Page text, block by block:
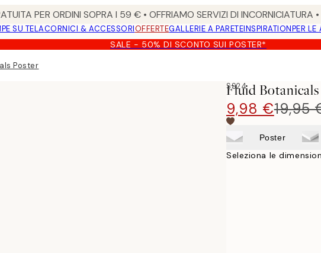
PER ORDINI SOPRA I 59 € • OFFRIAMO SERVIZI DI
SU TELACORNICI & ACCESSORIOFFERTEGALLERIE A PARETEINSPIRATIONPER LE
SALE - 50% DI SCONTO SUI POSTER*
Poster
SS24
Fluid
9,98 €19,95
Poster
Seleziona le